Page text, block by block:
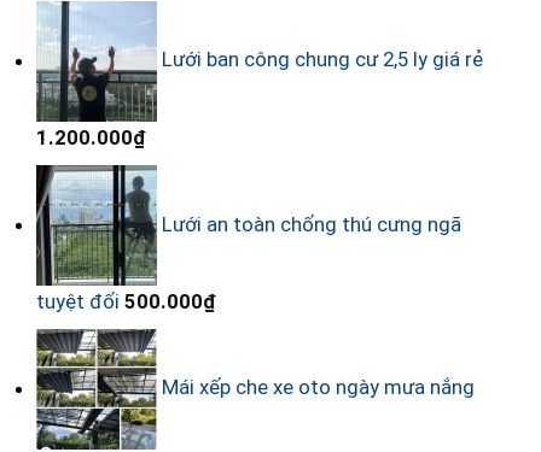
Lưới ban công chung cư 2,5 ly giá rẻ
1.200.000₫
Lưới an toàn chống thú cưng ngã
tuyệt đối 500.000₫
Mái xếp che xe oto ngày mưa nắng